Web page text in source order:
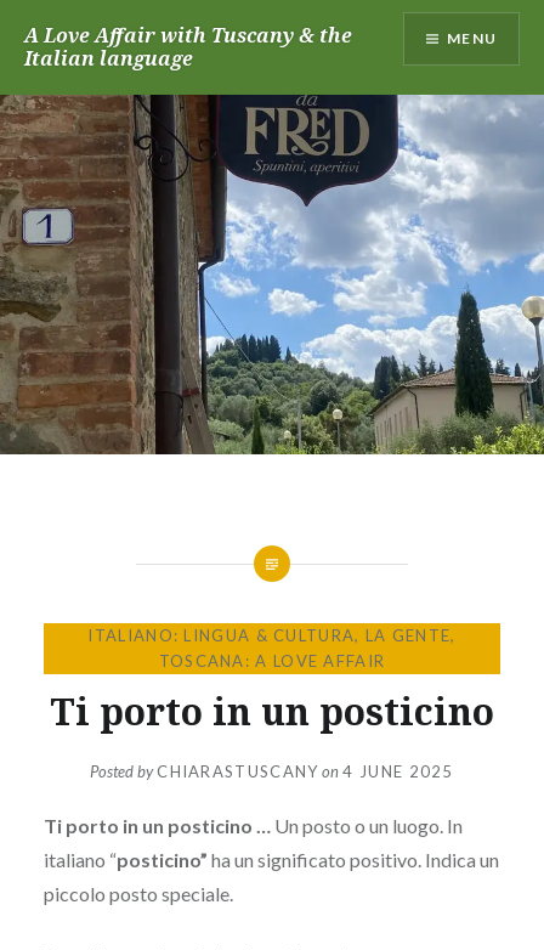
A Love Affair with Tuscany & the
Italian language
MENU
ITALIANO: LINGUA & CULTURA, LA GENTE,
TOSCANA: A LOVE AFFAIR
Ti porto in un posticino
Posted byCHIARASTUSCANYon4 JUNE 2025
Ti porto in un posticino … Un posto o un luogo. In
italiano “posticino” ha un significato positivo. Indica un
piccolo posto speciale.